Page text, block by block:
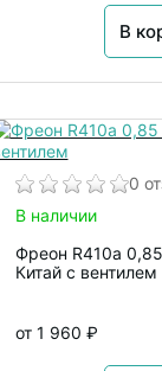
В
0
В наличии
Фреон R410a
Китай с вентилем
от 1 960 ₽